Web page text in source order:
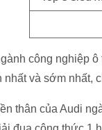
công nghiệp
và sớm nhất,
thân của Audi